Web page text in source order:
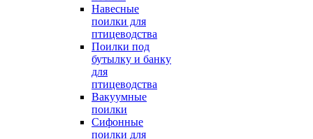
Навесные
поилки для
птицеводства
Поилки под
бутылку и банку
для
птицеводства
Вакуумные
поилки
Сифонные
поилки для